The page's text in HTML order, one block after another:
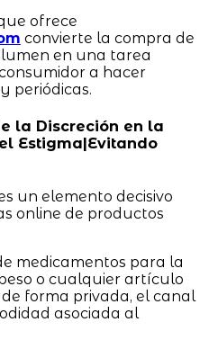
ofrece
convierte la compra de
en una tarea
a hacer
periódicas.
la Discreción en la
Estigma|Evitando
un elemento decisivo
online de productos
medicamentos para la
o cualquier artículo
forma privada, el canal
asociada al